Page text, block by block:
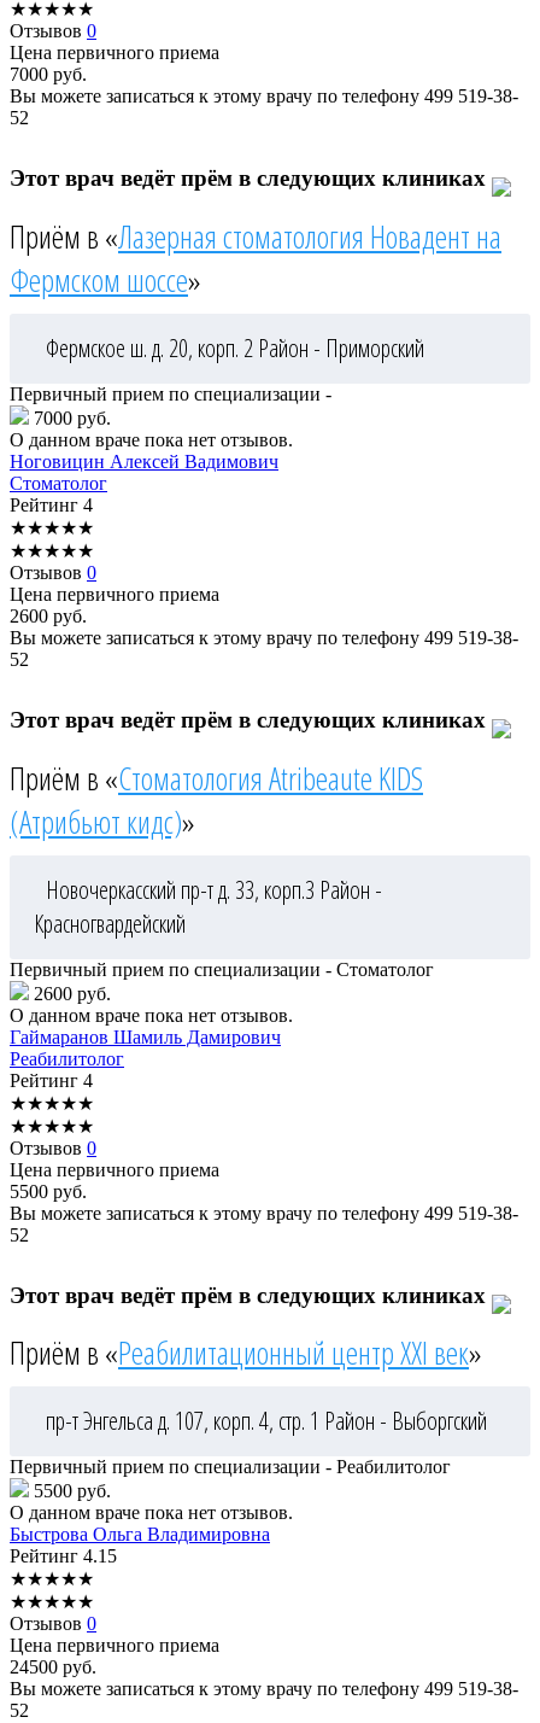
★★★★★
Отзывов 0
Цена первичного приема
7000 руб.
Вы можете записаться к этому врачу по телефону 499 519-38-
52
Этот врач ведёт прём в следующих клиниках
Приём в «Лазерная стоматология Новадент на
Фермском шоссе»
Фермское ш. д. 20, корп. 2 Район - Приморский
Первичный прием по специализации -
7000 руб.
О данном враче пока нет отзывов.
Ноговицин Алексей Вадимович
Стоматолог
Рейтинг 4
★★★★★
★★★★★
Отзывов 0
Цена первичного приема
2600 руб.
Вы можете записаться к этому врачу по телефону 499 519-38-
52
Этот врач ведёт прём в следующих клиниках
Приём в «Стоматология Atribeaute KIDS
(Атрибьют кидс)»
Новочеркасский пр-т д. 33, корп.3 Район -
Красногвардейский
Первичный прием по специализации - Стоматолог
2600 руб.
О данном враче пока нет отзывов.
Гаймаранов Шамиль Дамирович
Реабилитолог
Рейтинг 4
★★★★★
★★★★★
Отзывов 0
Цена первичного приема
5500 руб.
Вы можете записаться к этому врачу по телефону 499 519-38-
52
Этот врач ведёт прём в следующих клиниках
Приём в «Реабилитационный центр XXI век»
пр-т Энгельса д. 107, корп. 4, стр. 1 Район - Выборгский
Первичный прием по специализации - Реабилитолог
5500 руб.
О данном враче пока нет отзывов.
Быстрова Ольга Владимировна
Рейтинг 4.15
★★★★★
★★★★★
Отзывов 0
Цена первичного приема
24500 руб.
Вы можете записаться к этому врачу по телефону 499 519-38-
52